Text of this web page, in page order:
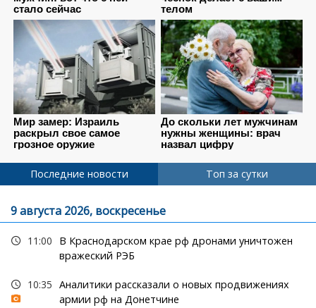
Последние новости Топ за сутки
9 августа 2026, воскресенье
11:00
В Краснодарском крае рф дронами уничтожен
вражеский РЭБ
10:35 Аналитики рассказали о новых продвижениях
армии рф на Донетчине